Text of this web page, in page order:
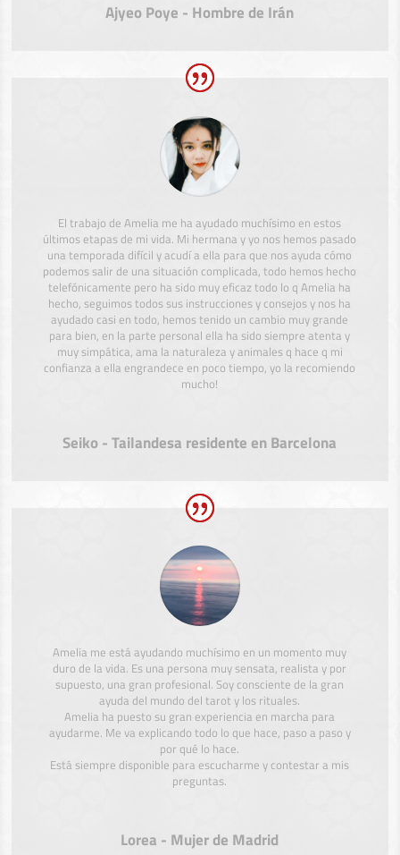
Ajyeo Poye - Hombre de Irán
El trabajo de Amelia me ha ayudado muchísimo en estos
últimos etapas de mi vida. Mi hermana y yo nos hemos pasado
una temporada difícil y acudí a ella para que nos ayuda cómo
podemos salir de una situación complicada, todo hemos hecho
telefónicamente pero ha sido muy eficaz todo lo q Amelia ha
hecho, seguimos todos sus instrucciones y consejos y nos ha
ayudado casi en todo, hemos tenido un cambio muy grande
para bien, en la parte personal ella ha sido siempre atenta y
muy simpática, ama la naturaleza y animales q hace q mi
confianza a ella engrandece en poco tiempo, yo la recomiendo
mucho!
Seiko - Tailandesa residente en Barcelona
Amelia me está ayudando muchísimo en un momento muy
duro de la vida. Es una persona muy sensata, realista y por
supuesto, una gran profesional. Soy consciente de la gran
ayuda del mundo del tarot y los rituales.
Amelia ha puesto su gran experiencia en marcha para
ayudarme. Me va explicando todo lo que hace, paso a paso y
por qué lo hace.
Está siempre disponible para escucharme y contestar a mis
preguntas.
Lorea - Mujer de Madrid